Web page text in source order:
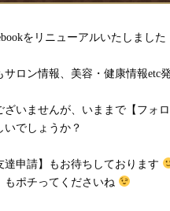
をリニューアルいたしました
サロン情報、美容・健康情報etc
ざいませんが、いままで【フォ
いでしょうか？
達申請】もお待ちしております
もポチってくださいね